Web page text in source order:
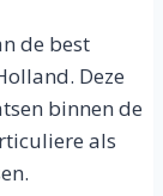
de best
Deze
binnen de
als